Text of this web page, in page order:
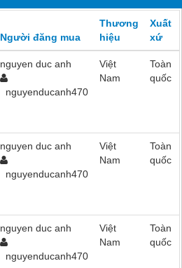
Người đăng mua
Thương
hiệu
Xuất
xứ
nguyen duc anh
nguyenducanh470
Việt
Nam
Toàn
quốc
nguyen duc anh
nguyenducanh470
Việt
Nam
Toàn
quốc
nguyen duc anh
nguyenducanh470
Việt
Nam
Toàn
quốc